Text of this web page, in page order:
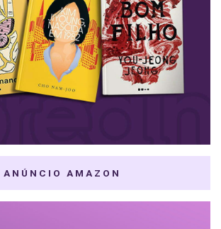
ANÚNCIO AMAZON